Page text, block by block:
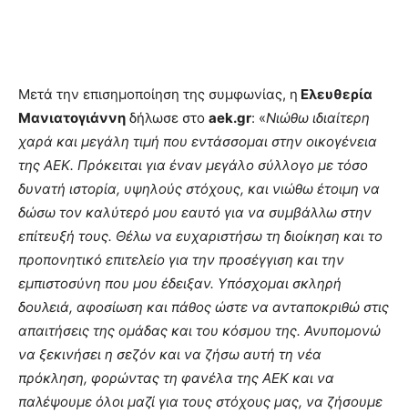
Μετά την επισημοποίηση της συμφωνίας, η Ελευθερία
Μανιατογιάννη δήλωσε στο aek.gr: «Νιώθω ιδιαίτερη
χαρά και μεγάλη τιμή που εντάσσομαι στην οικογένεια
της ΑΕΚ. Πρόκειται για έναν μεγάλο σύλλογο με τόσο
δυνατή ιστορία, υψηλούς στόχους, και νιώθω έτοιμη να
δώσω τον καλύτερό μου εαυτό για να συμβάλλω στην
επίτευξή τους. Θέλω να ευχαριστήσω τη διοίκηση και το
προπονητικό επιτελείο για την προσέγγιση και την
εμπιστοσύνη που μου έδειξαν. Υπόσχομαι σκληρή
δουλειά, αφοσίωση και πάθος ώστε να ανταποκριθώ στις
απαιτήσεις της ομάδας και του κόσμου της. Ανυπομονώ
να ξεκινήσει η σεζόν και να ζήσω αυτή τη νέα
πρόκληση, φορώντας τη φανέλα της ΑΕΚ και να
παλέψουμε όλοι μαζί για τους στόχους μας, να ζήσουμε